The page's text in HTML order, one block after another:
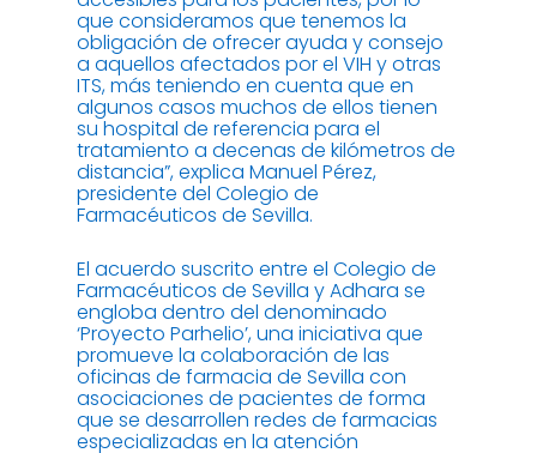
que consideramos que tenemos la
obligación de ofrecer ayuda y consejo
a aquellos afectados por el VIH y otras
ITS, más teniendo en cuenta que en
algunos casos muchos de ellos tienen
su hospital de referencia para el
tratamiento a decenas de kilómetros de
distancia”, explica Manuel Pérez,
presidente del Colegio de
Farmacéuticos de Sevilla.
El acuerdo suscrito entre el Colegio de
Farmacéuticos de Sevilla y Adhara se
engloba dentro del denominado
‘Proyecto Parhelio’, una iniciativa que
promueve la colaboración de las
oficinas de farmacia de Sevilla con
asociaciones de pacientes de forma
que se desarrollen redes de farmacias
especializadas en la atención